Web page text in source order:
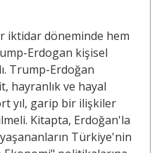
iktidar döneminde hem
Erdogan kişisel
Trump-Erdoğan
hayranlık ve hayal
yıl, garip bir ilişkiler
Kitapta, Erdoğan'la
Türkiye'nin